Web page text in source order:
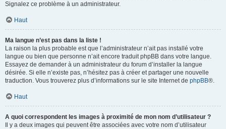
Signalez ce problème à un administrateur.
Haut
Ma langue n’est pas dans la liste !
La raison la plus probable est que l’administrateur n’ait pas installé votre
langue ou bien que personne n’ait encore traduit phpBB dans votre langue.
Essayez de demander à un administrateur du forum d’installer la langue
désirée. Si elle n’existe pas, n’hésitez pas à créer et partager une nouvelle
traduction. Vous trouverez plus d’informations sur le site Internet de phpBB®.
Haut
A quoi correspondent les images à proximité de mon nom d’utilisateur ?
Il y a deux images qui peuvent être associées avec votre nom d’utilisateur